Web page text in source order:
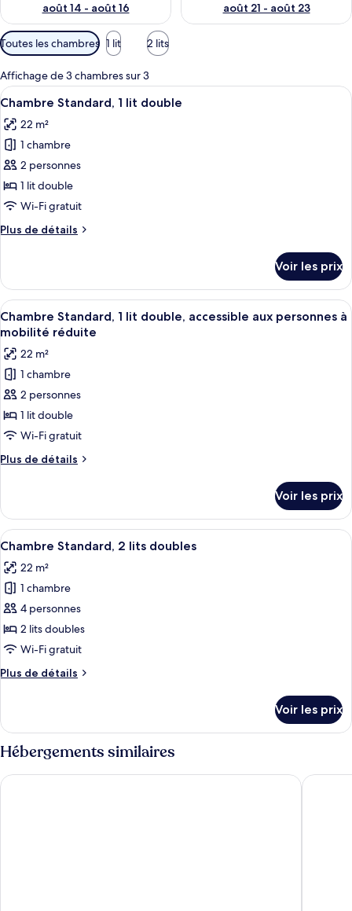
août 14 - août 16
août 21 - août 23
Filtres
disponibles
pour
les
chambres
Toutes les chambres 1 lit 2 lits
Affichage de 3 chambres sur 3
Afficher
toutes
les
photos
pour
ce
type
chambre :
lit
double
Une chambre d’hôtel avec un lit, un
6
Chambre Standard, 1 lit double
22 m²
1 chambre
2 personnes
1 lit double
Wi-Fi gratuit
Plus de détails
Plus
le
type
de
chambre
Standard,
lit
double
Voir les prix
Afficher
toutes
les
photos
pour
ce
type
de
chambre :
Chambre
1
lit
double,
accessible
aux
personnes
à
mobilité
réduite
Une chambre d’hôtel comprenant
5
Chambre Standard, 1 lit double, accessible aux personnes à
mobilité réduite
22 m²
1 chambre
2 personnes
1 lit double
Wi-Fi gratuit
Plus de détails
Plus
le
type
de
Chambre
Standard,
lit
double,
accessible
aux
personnes
Voir les prix
Afficher
toutes
les
photos
pour
ce
type
chambre :
2
lits
doubles
Une chambre d’hôtel avec deux lits,
6
Chambre Standard, 2 lits doubles
22 m²
1 chambre
4 personnes
2 lits doubles
Wi-Fi gratuit
Plus de détails
Plus
le
type
de
chambre
Chambre
Voir les prix
Hébergements similaires
Work Hotel Klein